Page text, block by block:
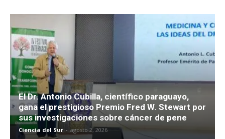
El Dr. Antonio Cubilla, científico paraguayo,
gana el prestigioso Premio Fred W. Stewart por
sus investigaciones sobre cáncer de pene
Ciencia del Sur - agosto 2, 2026